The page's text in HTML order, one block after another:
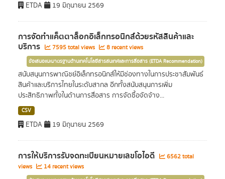
ETDA 19 มิถุนายน 2569
การจัดทำแค็ตตาล็อกอิเล็กทรอนิกส์ด้วยรหัสสินค้าและ
บริการ 7595 total views 8 recent views
ข้อเสนอแนะมาตรฐานด้านเทคโนโลยีสารสนเทศและการสื่อสาร (ETDA Recommendation)
สนับสนุนการพาณิชย์อิเล็กทรอนิกส์ให้มีช่องทางในการประชาสัมพันธ์
สินค้าและบริการไทยในระดับสากล อีกทั้งสนับสนุนการเพิ่ม
ประสิทธิภาพทั้งในด้านการสื่อสาร การจัดซื้อจัดจ้าง...
CSV
ETDA 19 มิถุนายน 2569
การให้บริการรับจดทะเบียนหมายเลขโอไอดี
6562 total
views
14 recent views